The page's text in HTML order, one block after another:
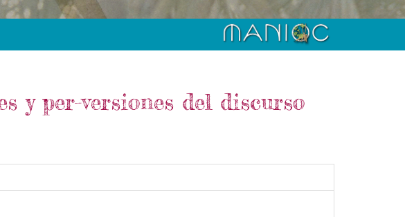
y per-versiones del discurso